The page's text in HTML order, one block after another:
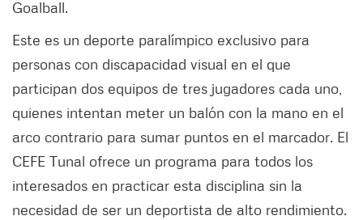
Goalball.
Este es un deporte paralímpico exclusivo para
personas con discapacidad visual en el que
participan dos equipos de tres jugadores cada uno,
quienes intentan meter un balón con la mano en el
arco contrario para sumar puntos en el marcador. El
CEFE Tunal ofrece un programa para todos los
interesados en practicar esta disciplina sin la
necesidad de ser un deportista de alto rendimiento.